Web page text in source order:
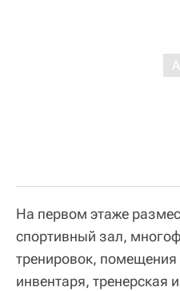
На первом этаже
спортивный зал,
тренировок, помещения
инвентаря, тренерская